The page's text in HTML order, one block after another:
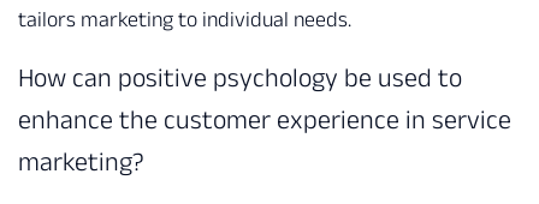
tailors marketing to individual needs.
How can positive psychology be used to
enhance the customer experience in service
marketing?